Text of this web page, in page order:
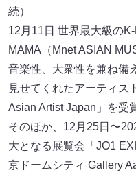
続）
12⽉11⽇ 世界最⼤級の
MAMA（Mnet ASIAN
⾳楽性、⼤衆性を兼ね備
⾒せてくれたアーティス
Asian Artist Japan」を受
そのほか、12⽉25⽇〜
⼤となる展覧会「JO1
京ドームシティ Gallery